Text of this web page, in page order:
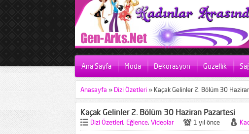
Ana Sayfa Moda Dekorasyon Güzellik
Anasayfa » Dizi Özetleri » Kaçak Gelinler 2. Bölüm 30
Kaçak Gelinler 2. Bölüm 30 Haziran Pazartesi
Dizi Özetleri, Eğlence, Videolar 1 yıl önce